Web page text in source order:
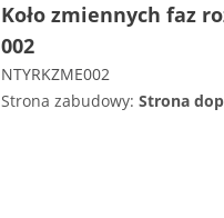
Koło zmiennych faz
002
NTYRKZME002
Strona zabudowy: Strona